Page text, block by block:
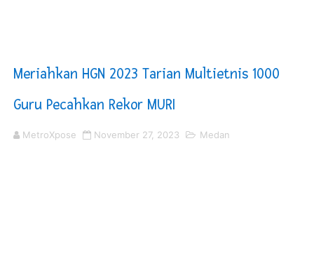
DPRD Madina Setujui Ranperda Pertanggungjawaban
Kurve Kecamatan Medan Tembung Antisipasi Banjir
Optimalkan Efisiensi Anggaran, Bupati Taput JTP
Meriahkan HGN 2023 Tarian Multietnis 1000
Guru Pecahkan Rekor MURI
MetroXpose November 27, 2023 Medan